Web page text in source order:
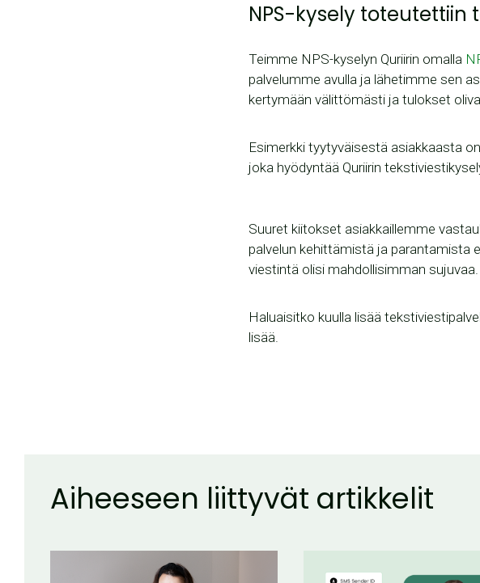
NPS-kysely toteutettiin
Teimme NPS-kyselyn Quriirin omalla
palvelumme avulla ja lähetimme sen
kertymään välittömästi ja tulokset
Esimerkki tyytyväisestä asiakkaasta
joka hyödyntää Quriirin
Suuret kiitokset asiakkaillemme
palvelun kehittämistä ja parantamista
viestintä olisi mahdollisimman sujuvaa.
Haluaisitko kuulla lisää
lisää.
Aiheeseen liittyvät artikkelit